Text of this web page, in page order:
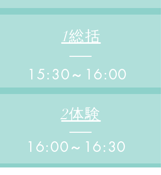
1総括
15:30～16:00
2体験
16:00～16:30